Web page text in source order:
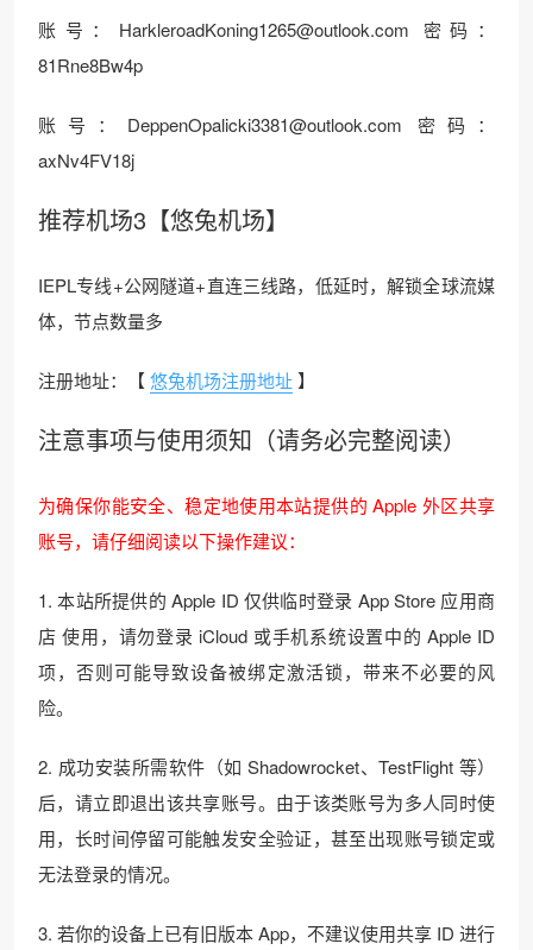
账号：HarkleroadKoning1265@outlook.com 密码：
81Rne8Bw4p
账号：DeppenOpalicki3381@outlook.com 密码：
axNv4FV18j
推荐机场3【悠兔机场】
IEPL专线+公网隧道+直连三线路，低延时，解锁全球流媒
体，节点数量多
注册地址：【悠兔机场注册地址】
注意事项与使用须知（请务必完整阅读）
为确保你能安全、稳定地使用本站提供的 Apple 外区共享
账号，请仔细阅读以下操作建议：
1. 本站所提供的 Apple ID 仅供临时登录 App Store 应用商
店 使用，请勿登录 iCloud 或手机系统设置中的 Apple ID
项，否则可能导致设备被绑定激活锁，带来不必要的风
险。
2. 成功安装所需软件（如 Shadowrocket、TestFlight 等）
后，请立即退出该共享账号。由于该类账号为多人同时使
用，长时间停留可能触发安全验证，甚至出现账号锁定或
无法登录的情况。
3. 若你的设备上已有旧版本 App，不建议使用共享 ID 进行